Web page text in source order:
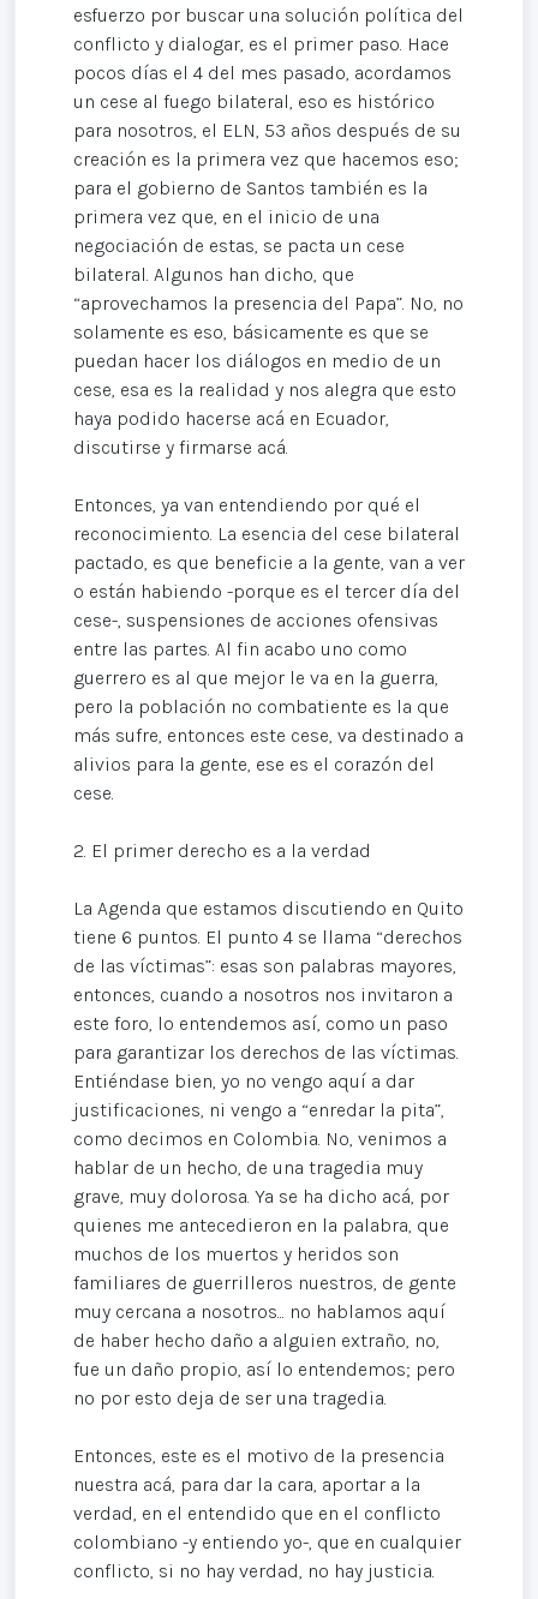
esfuerzo por buscar una solución política del
conflicto y dialogar, es el primer paso. Hace
pocos días el 4 del mes pasado, acordamos
un cese al fuego bilateral, eso es histórico
para nosotros, el ELN, 53 años después de su
creación es la primera vez que hacemos eso;
para el gobierno de Santos también es la
primera vez que, en el inicio de una
negociación de estas, se pacta un cese
bilateral. Algunos han dicho, que
“aprovechamos la presencia del Papa”. No, no
solamente es eso, básicamente es que se
puedan hacer los diálogos en medio de un
cese, esa es la realidad y nos alegra que esto
haya podido hacerse acá en Ecuador,
discutirse y firmarse acá.
Entonces, ya van entendiendo por qué el
reconocimiento. La esencia del cese bilateral
pactado, es que beneficie a la gente, van a ver
o están habiendo -porque es el tercer día del
cese-, suspensiones de acciones ofensivas
entre las partes. Al fin acabo uno como
guerrero es al que mejor le va en la guerra,
pero la población no combatiente es la que
más sufre, entonces este cese, va destinado a
alivios para la gente, ese es el corazón del
cese.
2. El primer derecho es a la verdad
La Agenda que estamos discutiendo en Quito
tiene 6 puntos. El punto 4 se llama “derechos
de las víctimas”: esas son palabras mayores,
entonces, cuando a nosotros nos invitaron a
este foro, lo entendemos así, como un paso
para garantizar los derechos de las víctimas.
Entiéndase bien, yo no vengo aquí a dar
justificaciones, ni vengo a “enredar la pita”,
como decimos en Colombia. No, venimos a
hablar de un hecho, de una tragedia muy
grave, muy dolorosa. Ya se ha dicho acá, por
quienes me antecedieron en la palabra, que
muchos de los muertos y heridos son
familiares de guerrilleros nuestros, de gente
muy cercana a nosotros... no hablamos aquí
de haber hecho daño a alguien extraño, no,
fue un daño propio, así lo entendemos; pero
no por esto deja de ser una tragedia.
Entonces, este es el motivo de la presencia
nuestra acá, para dar la cara, aportar a la
verdad, en el entendido que en el conflicto
colombiano -y entiendo yo-, que en cualquier
conflicto, si no hay verdad, no hay justicia.